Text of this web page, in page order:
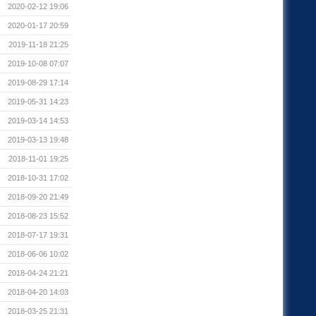
2020-02-12 19:06
2020-01-17 20:59
2019-11-18 21:25
2019-10-08 07:07
2019-08-29 17:14
2019-05-31 14:23
2019-03-14 14:53
2019-03-13 19:48
2018-11-01 19:25
2018-10-31 17:02
2018-09-20 21:49
2018-08-23 15:52
2018-07-17 19:31
2018-06-06 10:02
2018-04-24 21:21
2018-04-20 14:03
2018-03-25 21:31